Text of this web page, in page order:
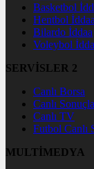
Basketbol
Hentbol
Bilardo İddaa
Voleybol
SERVİSLER 2
Canlı Borsa
Canlı
Canlı TV
Futbol Canlı
MULTİMEDYA